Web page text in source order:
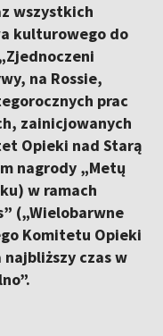
wszystkich
kulturowego do
na Rossie,
prac
zainicjowanych
Opieki nad Starą
nagrody „Metų
w ramach
(„Wielobarwne
Komitetu Opieki
najbliższy czas w